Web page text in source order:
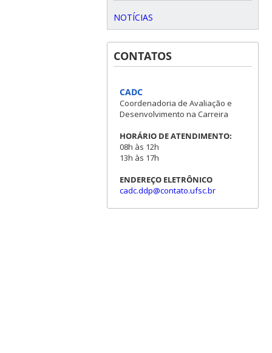
NOTÍCIAS
CONTATOS
CADC
Coordenadoria de Avaliação e
Desenvolvimento na Carreira
HORÁRIO DE ATENDIMENTO:
08h às 12h
13h às 17h
ENDEREÇO ELETRÔNICO
cadc.ddp@contato.ufsc.br